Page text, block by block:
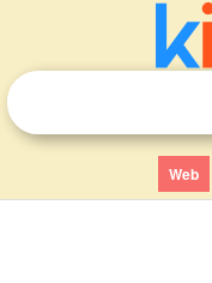
Web